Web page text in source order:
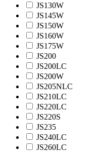
JS130W
JS145W
JS150W
JS160W
JS175W
JS200
JS200LC
JS200W
JS205NLC
JS210LC
JS220LC
JS220S
JS235
JS240LC
JS260LC